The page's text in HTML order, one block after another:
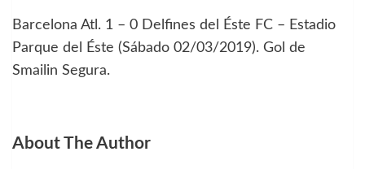
Barcelona Atl. 1 – 0 Delfines del Éste FC – Estadio
Parque del Éste (Sábado 02/03/2019). Gol de
Smailin Segura.
About The Author